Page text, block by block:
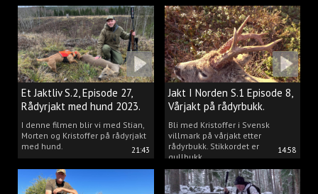
21:43
Et Jaktliv S.2, Episode 27,
Rådyrjakt med hund 2023.
I denne filmen blir vi med Stian,
Morten og Kristoffer på rådyrjakt
med hund.
14:58
Jakt I Norden S.1 Episode 8,
Vårjakt på rådyrbukk.
Bli med Kristoffer i Svensk
villmark på vårjakt etter
rådyrbukk. Stikkordet er
gullbukk.